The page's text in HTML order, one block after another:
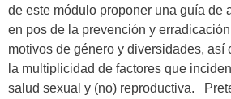
de este módulo proponer una guía de
en pos de la prevención y
motivos de género y diversidades, así
la multiplicidad de factores que
salud sexual y (no) reproductiva.